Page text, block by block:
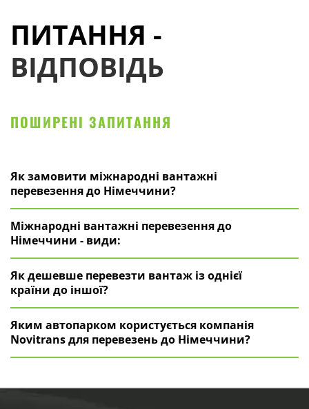
ПИТАННЯ -
ВІДПОВІДЬ
ПОШИРЕНІ ЗАПИТАННЯ
Як замовити міжнародні вантажні
перевезення до Німеччини?
Міжнародні вантажні перевезення до
Німеччини - види:
Як дешевше перевезти вантаж із однієї
країни до іншої?
Яким автопарком користується компанія
Novitrans для перевезень до Німеччини?